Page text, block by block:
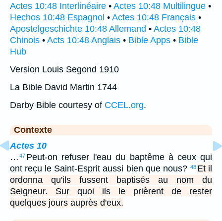
Actes 10:48 Interlinéaire • Actes 10:48 Multilingue •
Hechos 10:48 Espagnol • Actes 10:48 Français •
Apostelgeschichte 10:48 Allemand • Actes 10:48
Chinois • Acts 10:48 Anglais • Bible Apps • Bible
Hub
Version Louis Segond 1910
La Bible David Martin 1744
Darby Bible courtesy of CCEL.org.
Contexte
Actes 10
… 47 Peut-on refuser l'eau du baptême à ceux qui
ont reçu le Saint-Esprit aussi bien que nous? 48 Et il
ordonna qu'ils fussent baptisés au nom du
Seigneur. Sur quoi ils le prièrent de rester
quelques jours auprès d'eux.